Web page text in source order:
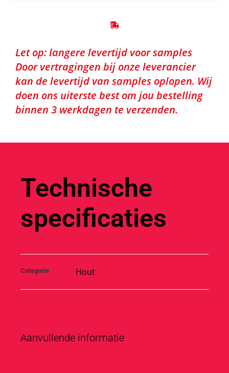
Let op: langere levertijd voor samples
Door vertragingen bij onze leverancier
kan de levertijd van samples oplopen. Wij
doen ons uiterste best om jou bestelling
binnen 3 werkdagen te verzenden.
Technische
specificaties
Categorie Hout
Aanvullende informatie